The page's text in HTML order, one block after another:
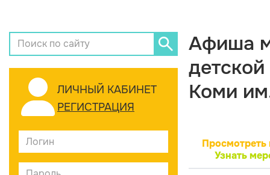
ЛИЧНЫЙ КАБИНЕТ
РЕГИСТРАЦИЯ
Афиша
Коми
Просмотреть
Узнать